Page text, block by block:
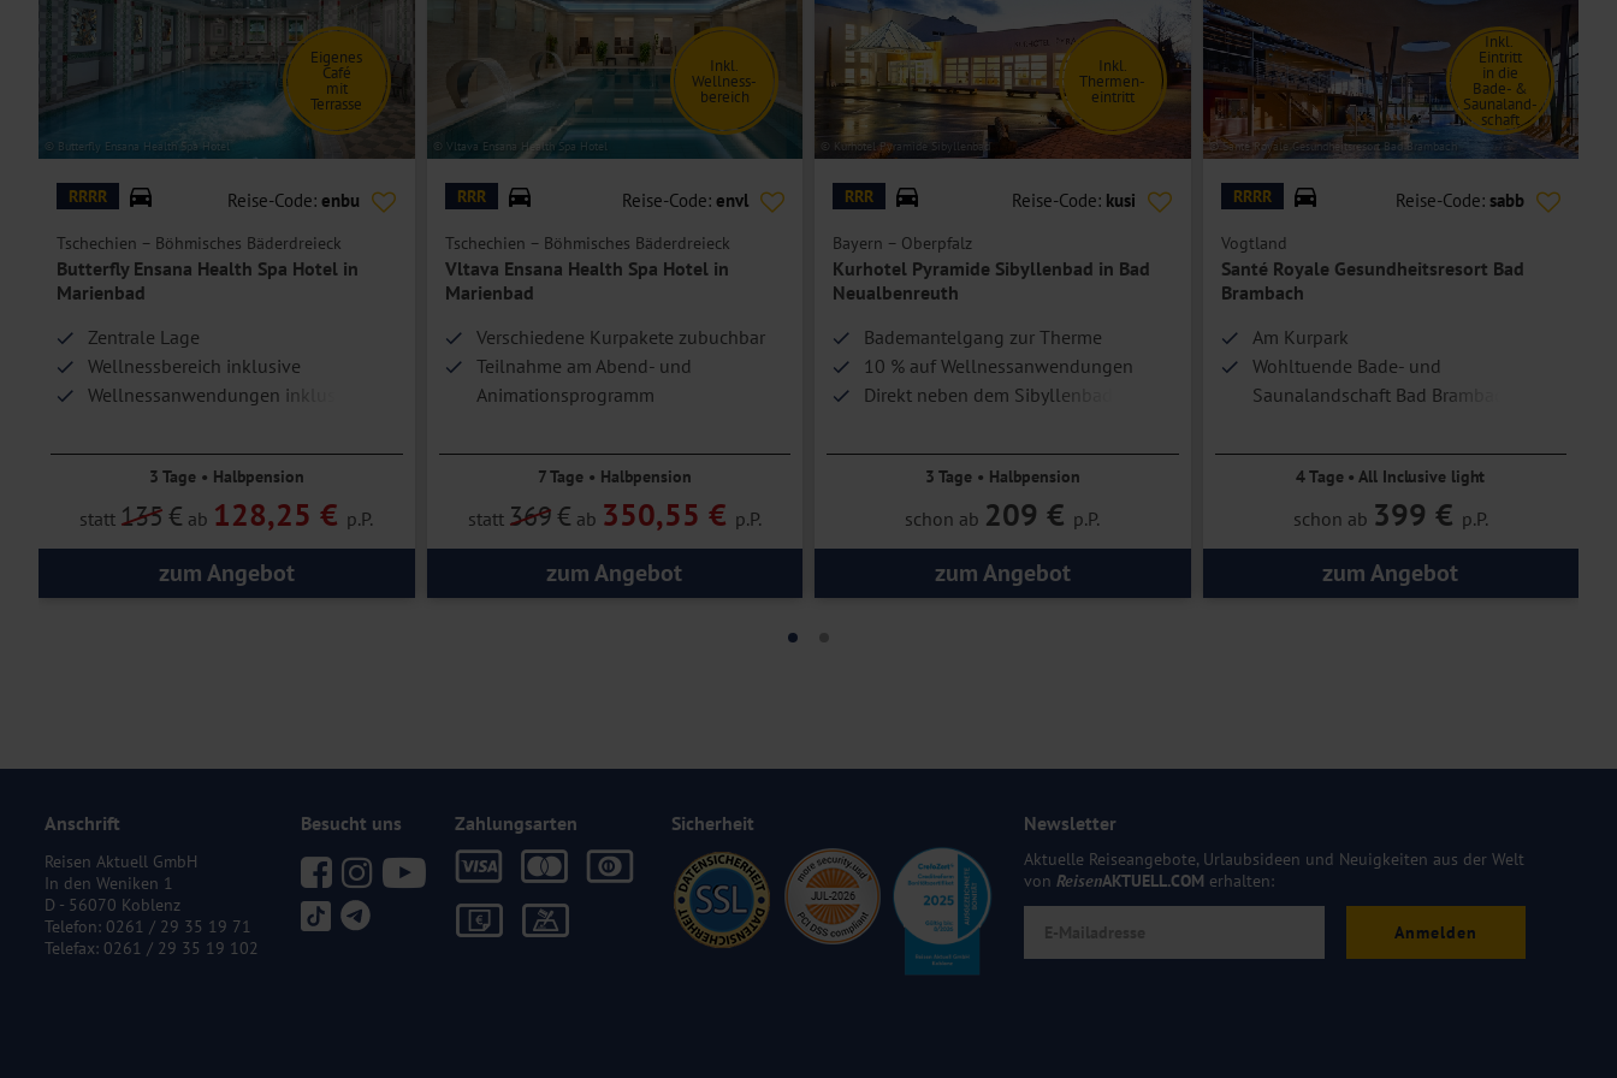
© Butterfly Ensana Health Spa Hotel
Eigenes
Café
mit
Terrasse
RRRR Reise-Code: enbu
Tschechien – Böhmisches Bäderdreieck
Butterfly Ensana Health Spa Hotel in
Marienbad
Zentrale Lage
Wellnessbereich inklusive
Wellnessanwendungen inklusive
3 Tage • Halbpension
statt 135€ ab 128,25 € p.P.
zum Angebot
© Vltava Ensana Health Spa Hotel
Inkl.
Wellness-
bereich
RRR Reise-Code: envl
Tschechien – Böhmisches Bäderdreieck
Vltava Ensana Health Spa Hotel in
Marienbad
Verschiedene Kurpakete zubuchbar
Teilnahme am Abend- und
Animationsprogramm
7 Tage • Halbpension
statt 369€ ab 350,55 € p.P.
zum Angebot
© Kurhotel Pyramide Sibyllenbad
Inkl.
Thermen-
eintritt
RRR Reise-Code: kusi
Bayern – Oberpfalz
Kurhotel Pyramide Sibyllenbad in Bad
Neualbenreuth
Bademantelgang zur Therme
10 % auf Wellnessanwendungen
Direkt neben dem Sibyllenbad
3 Tage • Halbpension
schon ab 209 € p.P.
zum Angebot
© Santé Royale Gesundheitsresort Bad Brambach
Inkl.
Eintritt
in die
Bade- &
Saunaland-
schaft
RRRR Reise-Code: sabb
Vogtland
Santé Royale Gesundheitsresort Bad
Brambach
Am Kurpark
Wohltuende Bade- und
Saunalandschaft Bad Brambach
4 Tage • All Inclusive light
schon ab 399 € p.P.
zum Angebot
Anschrift
Reisen Aktuell GmbH
In den Weniken 1
D - 56070 Koblenz
Telefon: 0261 / 29 35 19 71
Telefax: 0261 / 29 35 19 102
Besucht uns Zahlungsarten Sicherheit Newsletter
Aktuelle Reiseangebote, Urlaubsideen und Neuigkeiten aus der Welt
von ReisenAKTUELL.COM erhalten:
Anmelden